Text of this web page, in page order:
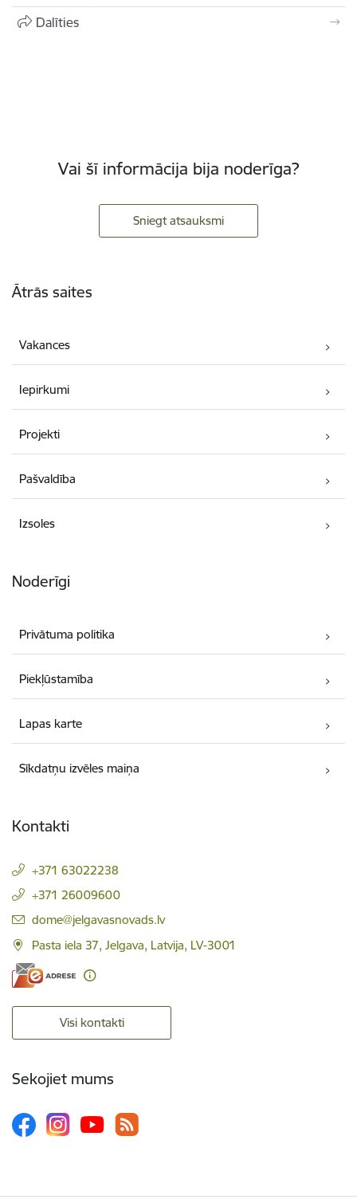
Dalīties
Vai šī informācija bija noderīga?
Sniegt atsauksmi
Ātrās saites
Vakances
Iepirkumi
Projekti
Pašvaldība
Izsoles
Noderīgi
Privātuma politika
Piekļūstamība
Lapas karte
Sīkdatņu izvēles maiņa
Kontakti
+371 63022238
+371 26009600
E-pasts:
dome@jelgavasnovads.lv
Pasta iela 37, Jelgava, Latvija, LV-3001
Visi kontakti
Sekojiet mums